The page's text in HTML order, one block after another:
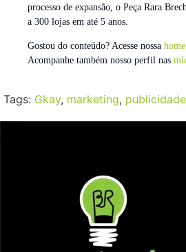
processo de expansão, o Peça Rara
a 300 lojas em até 5 anos.
Gostou do conteúdo? Acesse nossa home
Acompanhe também nosso perfil nas
Tags: Gkay, marketing, publicidade